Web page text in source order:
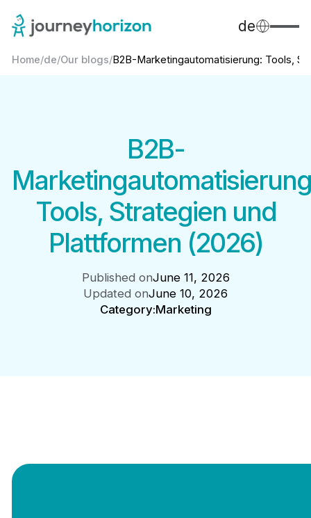
de
Home/de/Our blogs/B2B-Marketingautomatisierung: Tools,
B2B-
Tools, Strategien und
Plattformen (2026)
Published onJune 11, 2026
Updated onJune 10, 2026
Category:Marketing